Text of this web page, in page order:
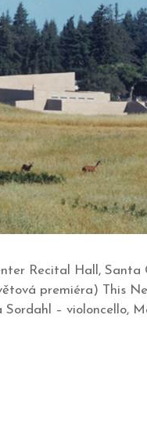
Recital Hall,
premiéra) This
– violoncello,